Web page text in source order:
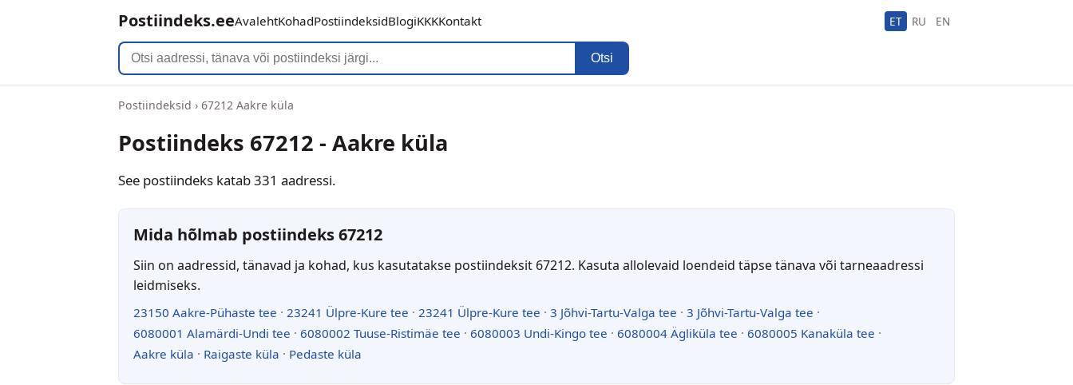
Postiindeks.eeAvalehtKohadPostiindeksidBlogiKKKKontakt ET RU EN
Otsi
Postiindeksid › 67212 Aakre küla
Postiindeks 67212 - Aakre küla
See postiindeks katab 331 aadressi.
Mida hõlmab postiindeks 67212
Siin on aadressid, tänavad ja kohad, kus kasutatakse postiindeksit 67212. Kasuta allolevaid loendeid täpse tänava või tarneaadressi
leidmiseks.
23150 Aakre-Pühaste tee · 23241 Ülpre-Kure tee · 23241 Ülpre-Kure tee · 3 Jõhvi-Tartu-Valga tee · 3 Jõhvi-Tartu-Valga tee ·
6080001 Alamärdi-Undi tee · 6080002 Tuuse-Ristimäe tee · 6080003 Undi-Kingo tee · 6080004 Ägliküla tee · 6080005 Kanaküla tee ·
Aakre küla · Raigaste küla · Pedaste küla